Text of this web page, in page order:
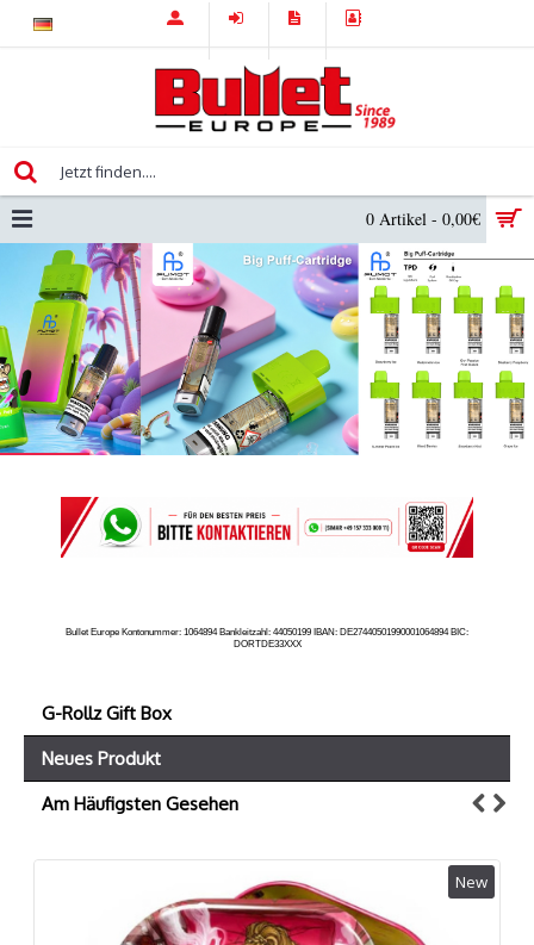
0 Artikel - 0,00€
Bullet Europe Kontonummer: 1064894 Bankleitzahl: 44050199 IBAN: DE27440501990001064894 BIC:
DORTDE33XXX
G-Rollz Gift Box
Neues Produkt
Am Häufigsten Gesehen
New